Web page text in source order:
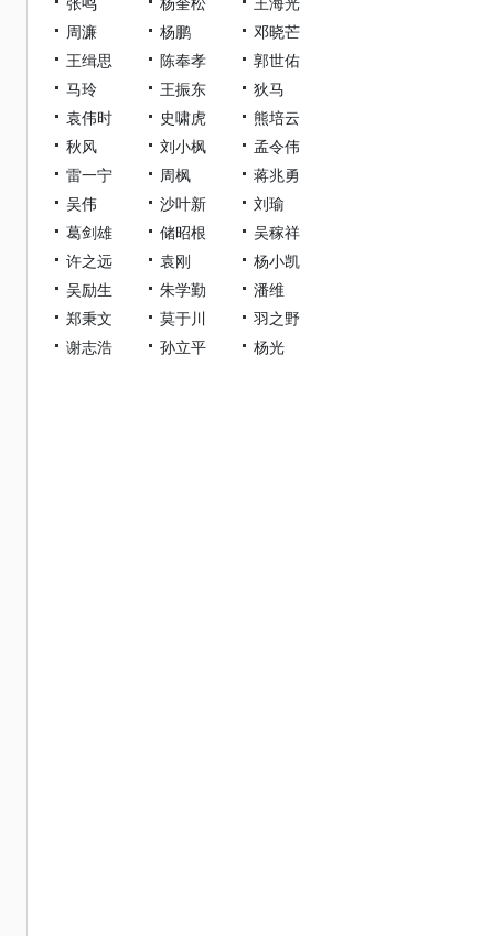
周濂
杨鹏
邓晓芒
王缉思
陈奉孝
郭世佑
马玲
王振东
狄马
袁伟时
史啸虎
熊培云
秋风
刘小枫
孟令伟
雷一宁
周枫
蒋兆勇
吴伟
沙叶新
刘瑜
葛剑雄
储昭根
吴稼祥
许之远
袁刚
杨小凯
吴励生
朱学勤
潘维
郑秉文
莫于川
羽之野
谢志浩
孙立平 杨光